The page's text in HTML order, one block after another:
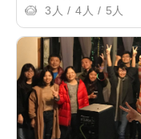
3人 / 4人 / 5人